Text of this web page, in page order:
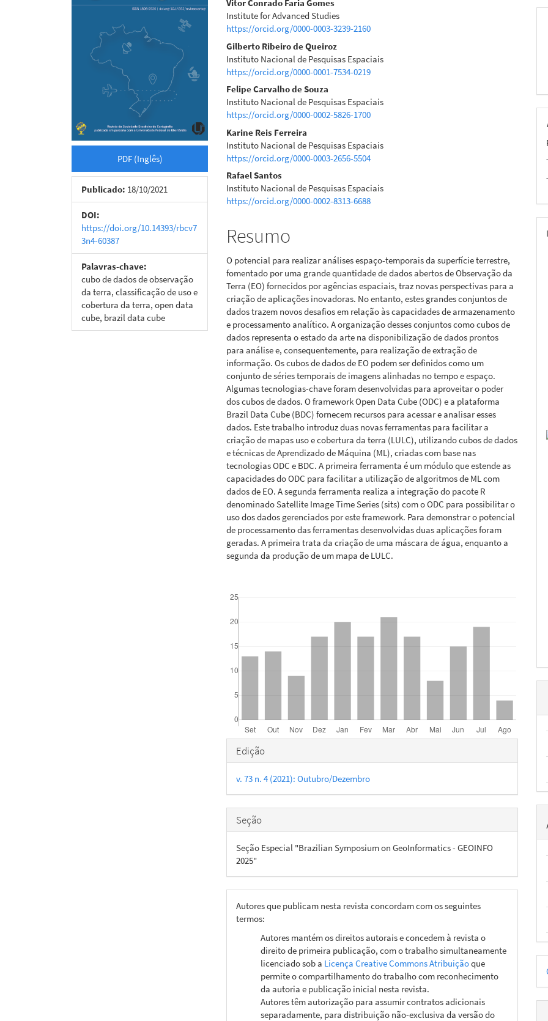
de
artigos
PDF (Inglês)
Publicado: 18/10/2021
DOI:
https://doi.org/10.14393/rbcv7
3n4-60387
Palavras-chave:
cubo de dados de observação
da terra, classificação de uso e
cobertura da terra, open data
cube, brazil data cube
artigo
principal
Vitor Conrado Faria Gomes
Institute for Advanced Studies
https://orcid.org/0000-0003-3239-2160
Gilberto Ribeiro de Queiroz
Instituto Nacional de Pesquisas Espaciais
https://orcid.org/0000-0001-7534-0219
Felipe Carvalho de Souza
Instituto Nacional de Pesquisas Espaciais
https://orcid.org/0000-0002-5826-1700
Karine Reis Ferreira
Instituto Nacional de Pesquisas Espaciais
https://orcid.org/0000-0003-2656-5504
Rafael Santos
Instituto Nacional de Pesquisas Espaciais
https://orcid.org/0000-0002-8313-6688
Resumo
O potencial para realizar análises espaço-temporais da superfície terrestre,
fomentado por uma grande quantidade de dados abertos de Observação da
Terra (EO) fornecidos por agências espaciais, traz novas perspectivas para a
criação de aplicações inovadoras. No entanto, estes grandes conjuntos de
dados trazem novos desafios em relação às capacidades de armazenamento
e processamento analítico. A organização desses conjuntos como cubos de
dados representa o estado da arte na disponibilização de dados prontos
para análise e, consequentemente, para realização de extração de
informação. Os cubos de dados de EO podem ser definidos como um
conjunto de séries temporais de imagens alinhadas no tempo e espaço.
Algumas tecnologias-chave foram desenvolvidas para aproveitar o poder
dos cubos de dados. O framework Open Data Cube (ODC) e a plataforma
Brazil Data Cube (BDC) fornecem recursos para acessar e analisar esses
dados. Este trabalho introduz duas novas ferramentas para facilitar a
criação de mapas uso e cobertura da terra (LULC), utilizando cubos de dados
e técnicas de Aprendizado de Máquina (ML), criadas com base nas
tecnologias ODC e BDC. A primeira ferramenta é um módulo que estende as
capacidades do ODC para facilitar a utilização de algoritmos de ML com
dados de EO. A segunda ferramenta realiza a integração do pacote R
denominado Satellite Image Time Series (sits) com o ODC para possibilitar o
uso dos dados gerenciados por este framework. Para demonstrar o potencial
de processamento das ferramentas desenvolvidas duas aplicações foram
geradas. A primeira trata da criação de uma máscara de água, enquanto a
segunda da produção de um mapa de LULC.
Detalhes
do
artigo
Edição
v. 73 n. 4 (2021): Outubro/Dezembro
Seção
Seção Especial "Brazilian Symposium on GeoInformatics - GEOINFO
2025"
Autores que publicam nesta revista concordam com os seguintes
termos:
Autores mantém os direitos autorais e concedem à revista o
direito de primeira publicação, com o trabalho simultaneamente
licenciado sob a Licença Creative Commons Atribuiçãoque
permite o compartilhamento do trabalho com reconhecimento
da autoria e publicação inicial nesta revista.
Autores têm autorização para assumir contratos adicionais
separadamente, para distribuição não-exclusiva da versão do